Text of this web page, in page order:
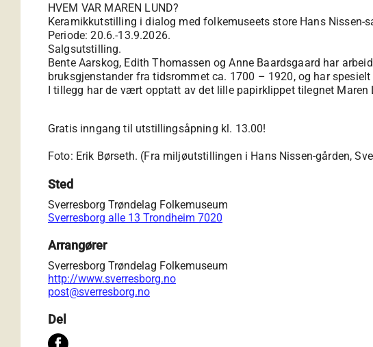
HVEM VAR MAREN LUND?
Keramikkutstilling i dialog med folkemuseets store Hans Nissen-
Periode: 20.6.-13.9.2026.
Salgsutstilling.
Bente Aarskog, Edith Thomassen og Anne Baardsgaard har
bruksgjenstander fra tidsrommet ca. 1700 – 1920, og har
I tillegg har de vært opptatt av det lille papirklippet tilegnet
Gratis inngang til utstillingsåpning kl. 13.00!
Foto: Erik Børseth. (Fra miljøutstillingen i Hans Nissen-gården,
Sted
Sverresborg Trøndelag Folkemuseum
Sverresborg alle 13 Trondheim 7020
Arrangører
Sverresborg Trøndelag Folkemuseum
http://www.sverresborg.no
post@sverresborg.no
Del